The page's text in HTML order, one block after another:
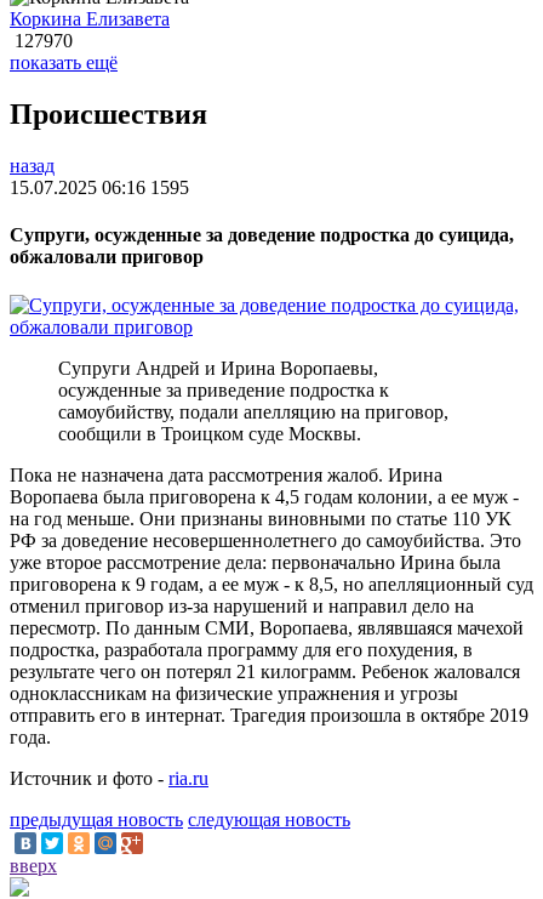
Коркина Елизавета
127970
показать ещё
Происшествия
назад
15.07.2025 06:16 1595
Супруги, осужденные за доведение подростка до суицида,
обжаловали приговор
Супруги Андрей и Ирина Воропаевы,
осужденные за приведение подростка к
самоубийству, подали апелляцию на приговор,
сообщили в Троицком суде Москвы.
Пока не назначена дата рассмотрения жалоб. Ирина
Воропаева была приговорена к 4,5 годам колонии, а ее муж -
на год меньше. Они признаны виновными по статье 110 УК
РФ за доведение несовершеннолетнего до самоубийства. Это
уже второе рассмотрение дела: первоначально Ирина была
приговорена к 9 годам, а ее муж - к 8,5, но апелляционный суд
отменил приговор из-за нарушений и направил дело на
пересмотр. По данным СМИ, Воропаева, являвшаяся мачехой
подростка, разработала программу для его похудения, в
результате чего он потерял 21 килограмм. Ребенок жаловался
одноклассникам на физические упражнения и угрозы
отправить его в интернат. Трагедия произошла в октябре 2019
года.
Источник и фото - ria.ru
предыдущая новость следующая новость
вверх